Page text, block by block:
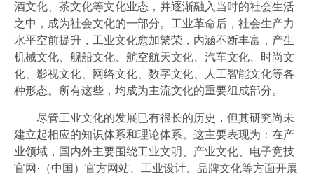
酒文化、茶文化等文化业态，并逐渐融入当时的社会生活
之中，成为社会文化的一部分。工业革命后，社会生产力
水平空前提升，工业文化愈加繁荣，内涵不断丰富，产生
机械文化、舰船文化、航空航天文化、汽车文化、时尚文
化、影视文化、网络文化、数字文化、人工智能文化等各
种形态。所有这些，均成为主流文化的重要组成部分。
尽管工业文化的发展已有很长的历史，但其研究尚未
建立起相应的知识体系和理论体系。这主要表现为：在产
业领域，国内外主要围绕工业文明、产业文化、电子竞技
官网·（中国）官方网站、工业设计、品牌文化等方面开展